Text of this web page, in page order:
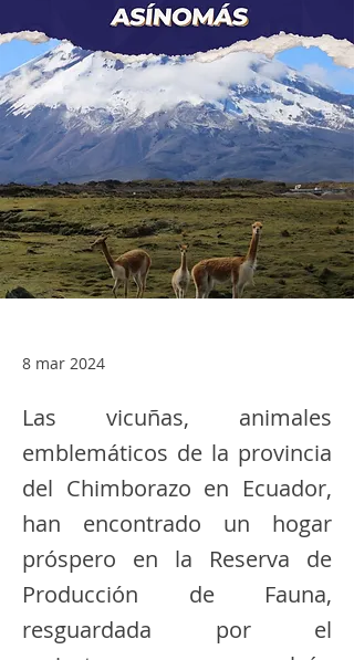
8 mar 2024
Las vicuñas, animales
emblemáticos de la provincia
del Chimborazo en Ecuador,
han encontrado un hogar
próspero en la Reserva de
Producción de Fauna,
resguardada por el